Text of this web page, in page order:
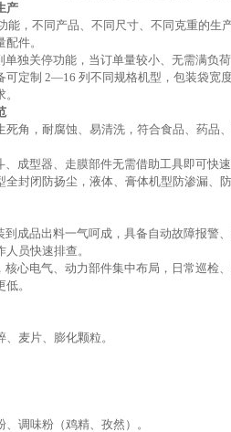
产
能，不同产品、不同尺寸、不同克重的
件。
单独关停功能，当订单量较小、无需满负
可定制 2—16 列不同规格机型，包装袋宽
角，耐腐蚀、易清洗， 符合食品、药品
成型器、走膜部件无需借助工具即可快
封闭防扬尘，液体、膏体机型防渗漏、
成品出料一气呵成，具备自动故障报警
员快速排查。
心电气、动力部件集中布局，日常巡检
。
麦片、膨化颗粒。
调味粉（鸡精、孜然）。